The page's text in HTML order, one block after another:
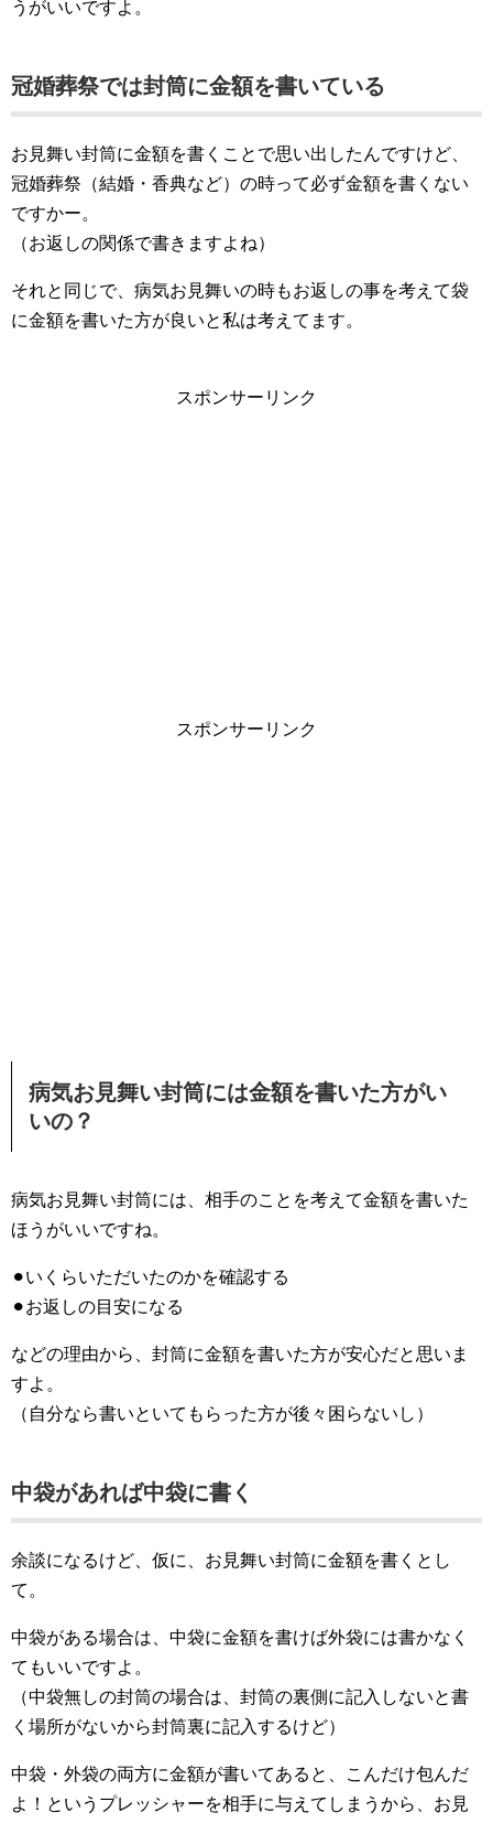
うがいいですよ。
冠婚葬祭では封筒に金額を書いている
お見舞い封筒に金額を書くことで思い出したんですけど、
冠婚葬祭（結婚・香典など）の時って必ず金額を書くない
ですかー。
（お返しの関係で書きますよね）
それと同じで、病気お見舞いの時もお返しの事を考えて袋
に金額を書いた方が良いと私は考えてます。
スポンサーリンク
スポンサーリンク
病気お見舞い封筒には金額を書いた方がい
いの？
病気お見舞い封筒には、相手のことを考えて金額を書いた
ほうがいいですね。
⚫︎いくらいただいたのかを確認する
⚫︎お返しの目安になる
などの理由から、封筒に金額を書いた方が安心だと思いま
すよ。
（自分なら書いといてもらった方が後々困らないし）
中袋があれば中袋に書く
余談になるけど、仮に、お見舞い封筒に金額を書くとし
て。
中袋がある場合は、中袋に金額を書けば外袋には書かなく
てもいいですよ。
（中袋無しの封筒の場合は、封筒の裏側に記入しないと書
く場所がないから封筒裏に記入するけど）
中袋・外袋の両方に金額が書いてあると、こんだけ包んだ
よ！というプレッシャーを相手に与えてしまうから、お見